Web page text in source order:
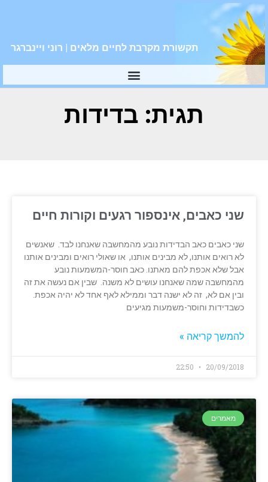
תקשורת מקרבת לחיים מלאים | רוני ויינברגר
תגית: בדידות
שני כאבים, אינספור רגעים וקורות חיים
שני כאבים כאב הבדידות נובע מהמחשבה שאנחנו לבד. שאנשים
לא רואים אותנו, לא מבינים אותנו, או שאולי רואים ומבינים אותנו
אבל שלא אכפת להם מאתנו. כאב חוסר-המשמעות נובע
מהמחשבה שמה שאנחנו עושים לא משנה. שבין אם נעשה את זה
ובין אם לא, זה לא ישנה דבר וממילא לאף אחד לא יהיה אכפת.
כשבדידות וחוסר-משמעות מגיעים
להמשך קריאה »
20/09/2018
מאמרים